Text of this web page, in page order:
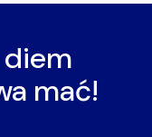
mać!